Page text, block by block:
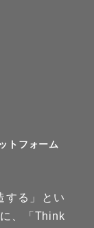
トフォーム
する」とい
、「Think